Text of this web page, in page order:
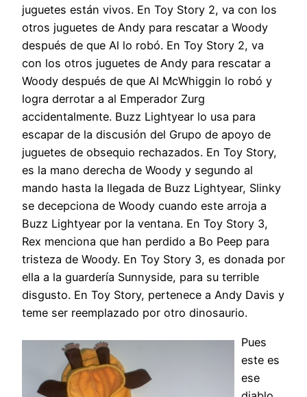
juguetes están vivos. En Toy Story 2, va con los
otros juguetes de Andy para rescatar a Woody
después de que Al lo robó. En Toy Story 2, va
con los otros juguetes de Andy para rescatar a
Woody después de que Al McWhiggin lo robó y
logra derrotar a al Emperador Zurg
accidentalmente. Buzz Lightyear lo usa para
escapar de la discusión del Grupo de apoyo de
juguetes de obsequio rechazados. En Toy Story,
es la mano derecha de Woody y segundo al
mando hasta la llegada de Buzz Lightyear, Slinky
se decepciona de Woody cuando este arroja a
Buzz Lightyear por la ventana. En Toy Story 3,
Rex menciona que han perdido a Bo Peep para
tristeza de Woody. En Toy Story 3, es donada por
ella a la guardería Sunnyside, para su terrible
disgusto. En Toy Story, pertenece a Andy Davis y
teme ser reemplazado por otro dinosaurio.
Pues
este es
ese